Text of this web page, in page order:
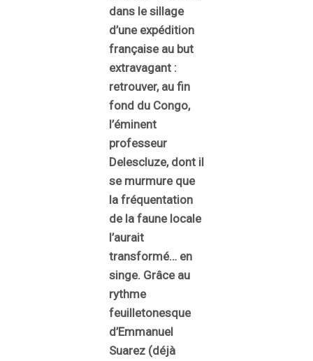
dans le sillage
d’une expédition
française au but
extravagant :
retrouver, au fin
fond du Congo,
l’éminent
professeur
Delescluze, dont il
se murmure que
la fréquentation
de la faune locale
l’aurait
transformé… en
singe. Grâce au
rythme
feuilletonesque
d’Emmanuel
Suarez (déjà